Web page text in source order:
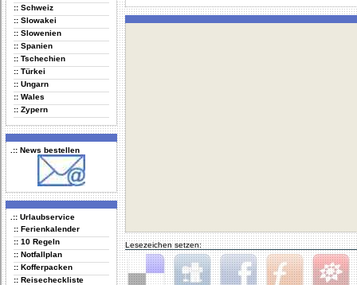
:: Schweiz
:: Slowakei
:: Slowenien
:: Spanien
:: Tschechien
:: Türkei
:: Ungarn
:: Wales
:: Zypern
.:: News bestellen
.:: Urlaubservice
:: Ferienkalender
:: 10 Regeln
:: Notfallplan
:: Kofferpacken
:: Reisecheckliste
Lesezeichen setzen: